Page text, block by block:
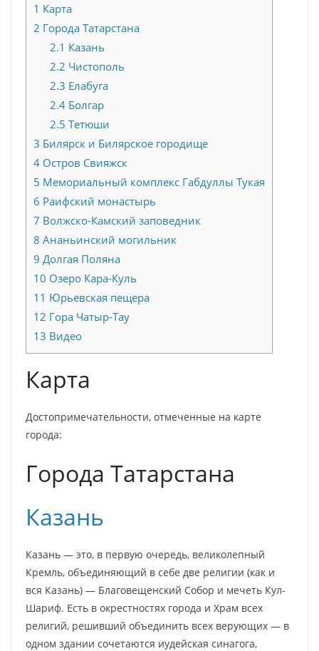
1 Карта
2 Города Татарстана
2.1 Казань
2.2 Чистополь
2.3 Елабуга
2.4Болгар
2.5 Тетюши
3 Билярск и Билярское городище
4 Остров Свияжск
5 Мемориальный комплекс Габдуллы Тукая
6 Раифский монастырь
7 Волжско-Камский заповедник
8 Ананьинский могильник
9 Долгая Поляна
10 Озеро Кара-Куль
11 Юрьевская пещера
12 Гора Чатыр-Тау
13 Видео
Карта
Достопримечательности, отмеченные на карте
города:
Города Татарстана
Казань
Казань — это, в первую очередь, великолепный
Кремль, объединяющий в себе две религии (как и
вся Казань) — Благовещенский Собор и мечеть Кул-
Шариф. Есть в окрестностях города и Храм всех
религий, решивший объединить всех верующих — в
одном здании сочетаются иудейская синагога,